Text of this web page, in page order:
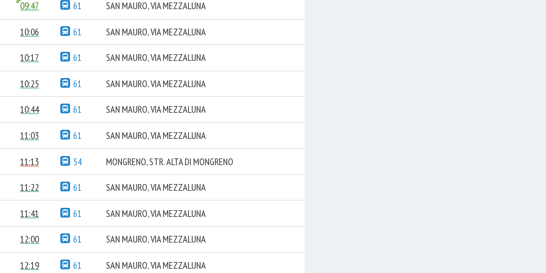
09:47 61 SAN MAURO, VIA MEZZALUNA
10:06 61 SAN MAURO, VIA MEZZALUNA
10:17 61 SAN MAURO, VIA MEZZALUNA
10:25 61 SAN MAURO, VIA MEZZALUNA
10:44 61 SAN MAURO, VIA MEZZALUNA
11:03 61 SAN MAURO, VIA MEZZALUNA
11:13 54 MONGRENO, STR. ALTA DI MONGRENO
11:22 61 SAN MAURO, VIA MEZZALUNA
11:41 61 SAN MAURO, VIA MEZZALUNA
12:00 61 SAN MAURO, VIA MEZZALUNA
12:19 61 SAN MAURO, VIA MEZZALUNA